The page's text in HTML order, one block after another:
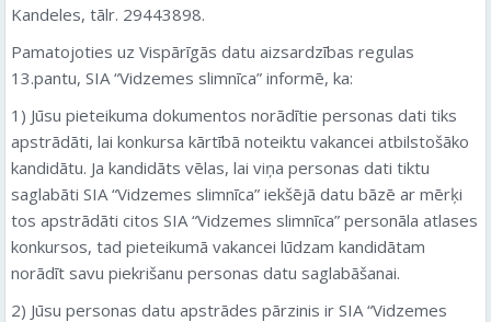
Kandeles, tālr. 29443898.
Pamatojoties uz Vispārīgās datu aizsardzības regulas
13.pantu, SIA “Vidzemes slimnīca” informē, ka:
1) Jūsu pieteikuma dokumentos norādītie personas dati tiks
apstrādāti, lai konkursa kārtībā noteiktu vakancei atbilstošāko
kandidātu. Ja kandidāts vēlas, lai viņa personas dati tiktu
saglabāti SIA “Vidzemes slimnīca” iekšējā datu bāzē ar mērķi
tos apstrādāti citos SIA “Vidzemes slimnīca” personāla atlases
konkursos, tad pieteikumā vakancei lūdzam kandidātam
norādīt savu piekrišanu personas datu saglabāšanai.
2) Jūsu personas datu apstrādes pārzinis ir SIA “Vidzemes